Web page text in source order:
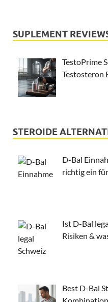
SUPLEMENT
TestoPrime
Testosteron
STEROIDE
D-Bal
richtig ein
Ist D-Bal
Risiken &
Best D-Bal